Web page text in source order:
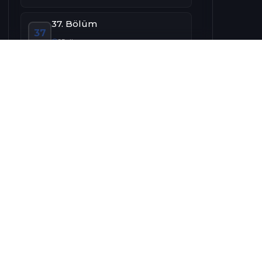
37
37. Bölüm
95 dk